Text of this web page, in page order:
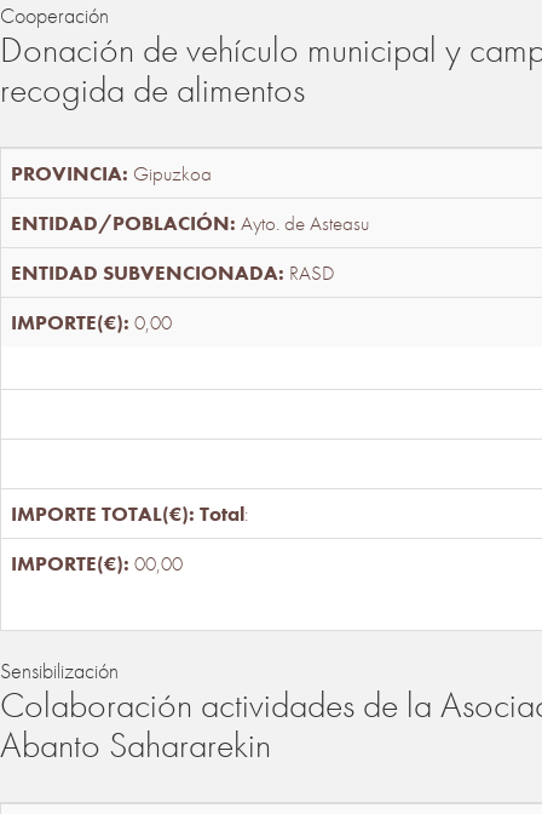
Cooperación
Donación de vehículo municipal y
recogida de alimentos
Gipuzkoa
Ayto. de Asteasu
RASD
0,00
Total:
00,00
Sensibilización
Colaboración actividades de la
Abanto Sahararekin